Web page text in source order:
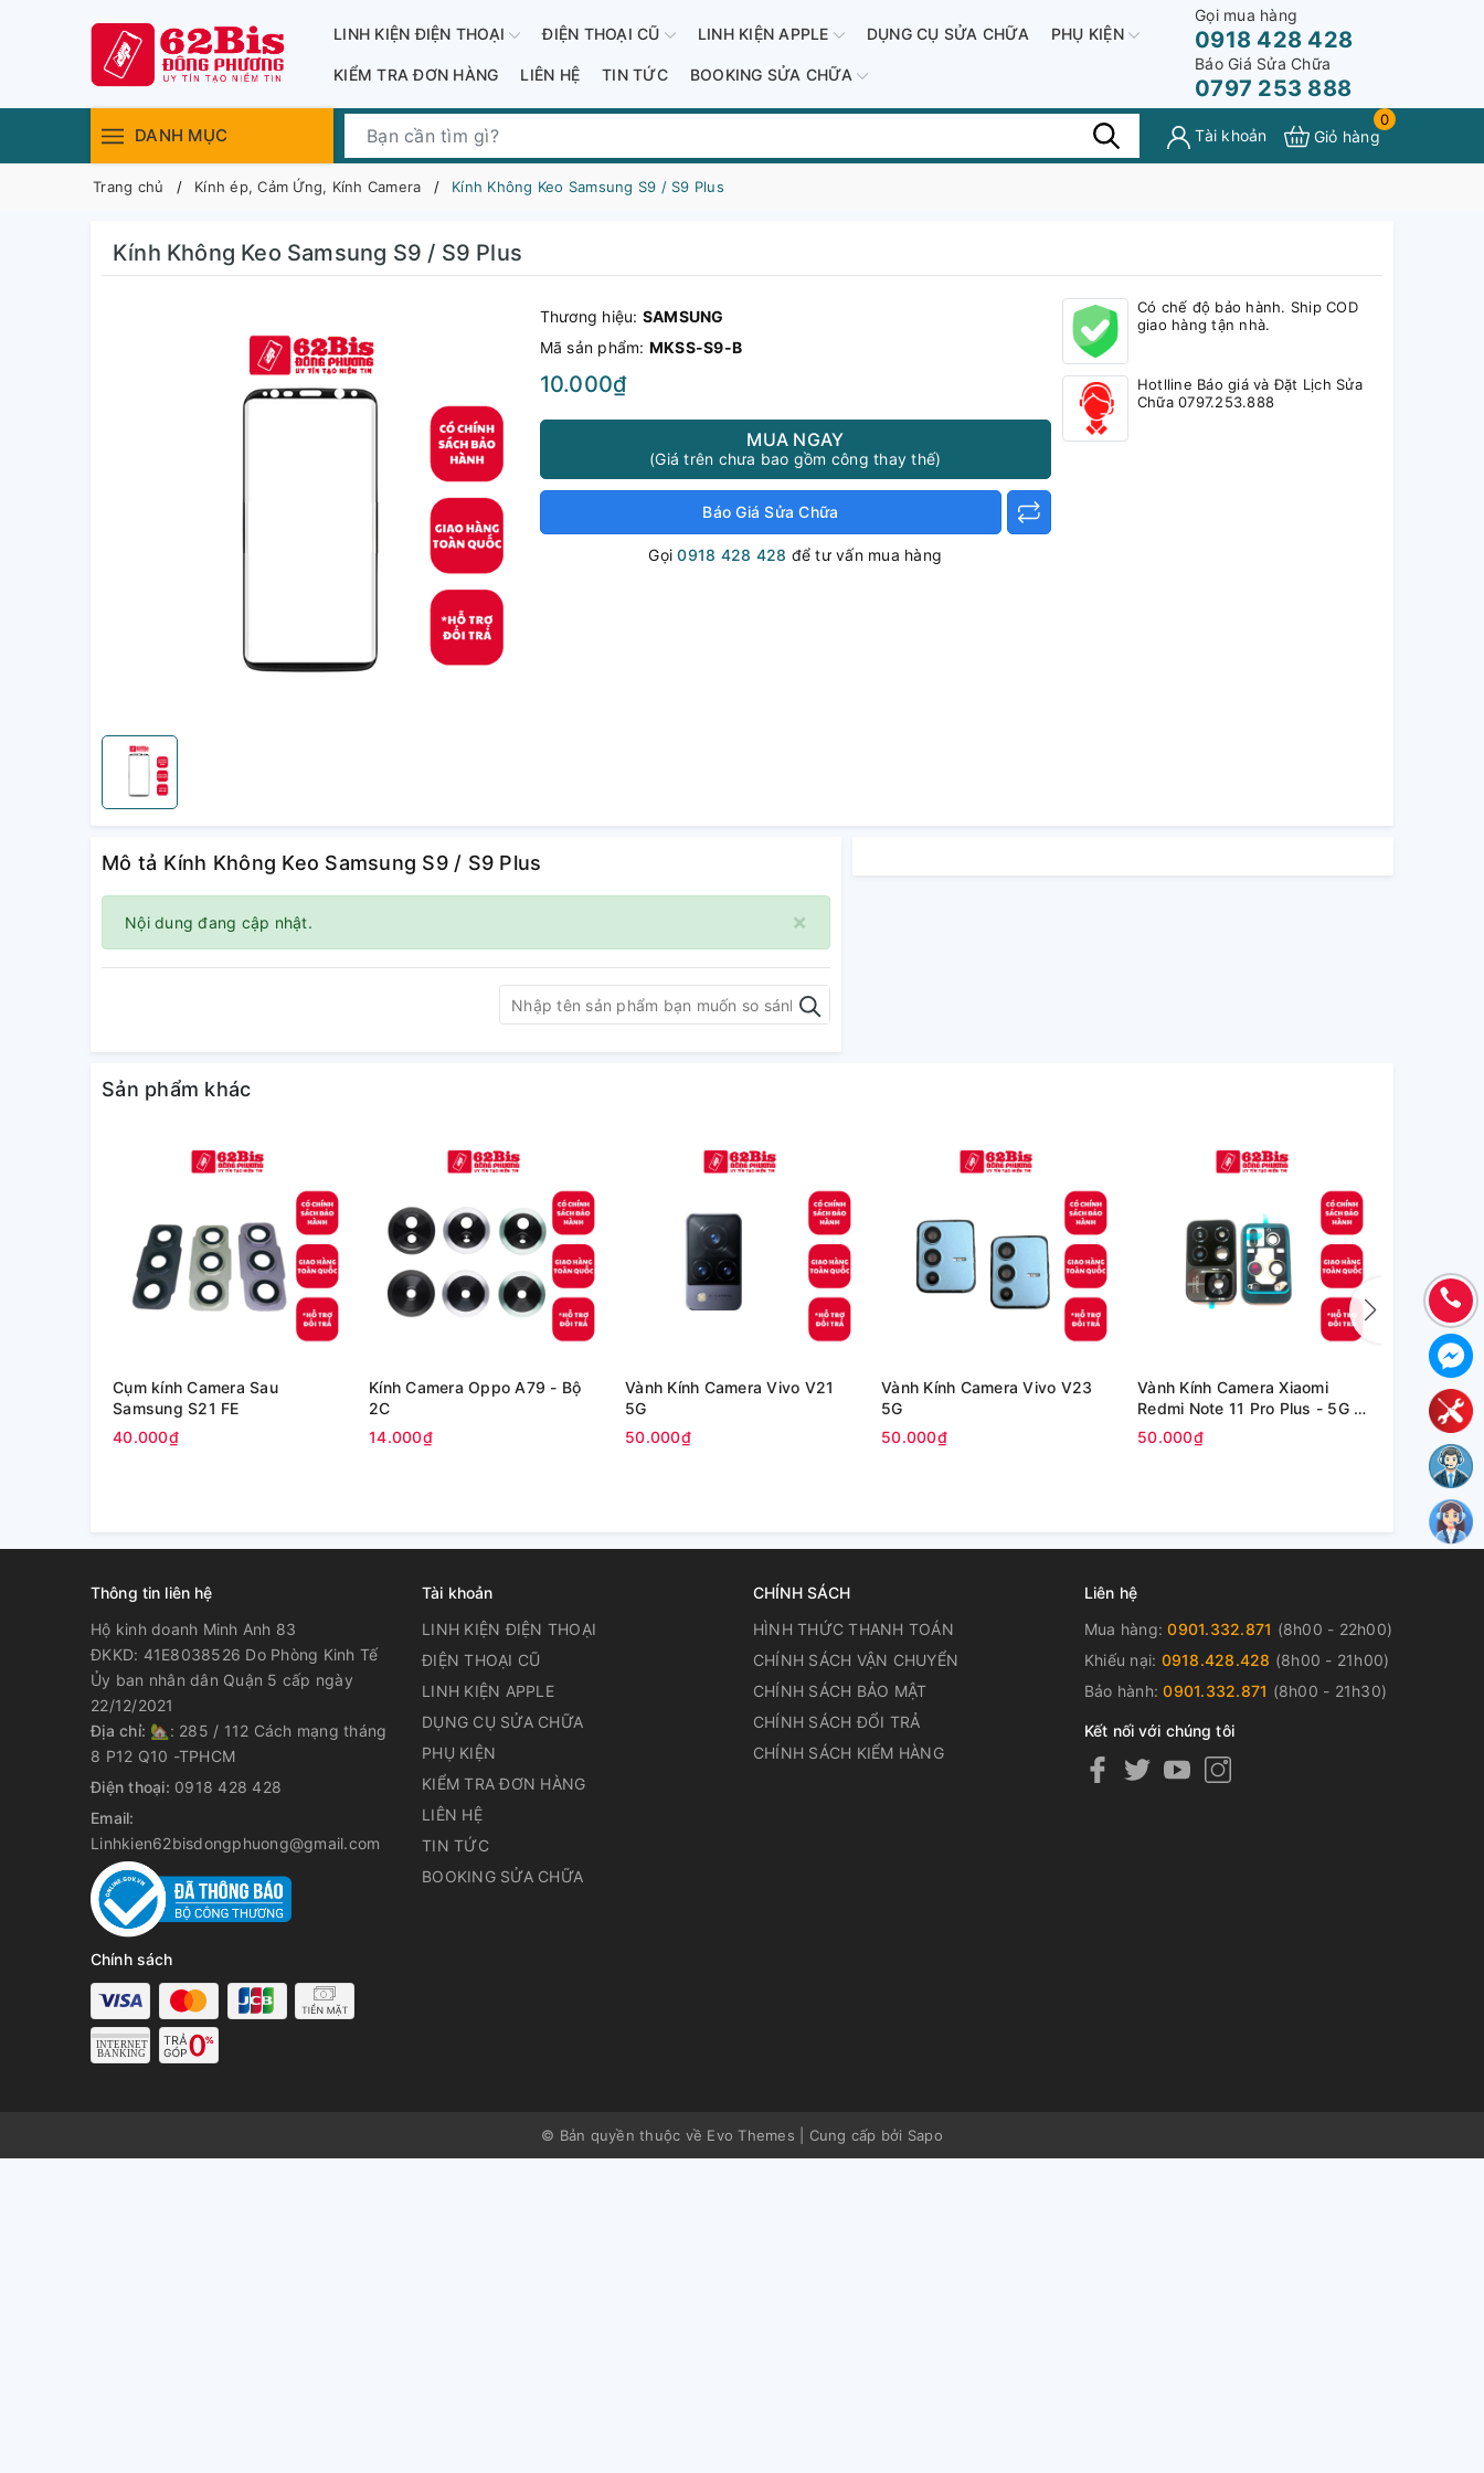
LINH KIỆN ĐIỆN THOẠI ĐIỆN THOẠI CŨ LINH KIỆN APPLE DỤNG CỤ SỬA CHỮA PHỤ KIỆN
KIỂM TRA ĐƠN HÀNG LIÊN HỆ TIN TỨC BOOKING SỬA CHỮA
Gọi mua hàng
0918 428 428
Báo Giá Sửa Chữa
0797 253 888
DANH MỤC Tài khoản
0
Giỏ hàng
Trang chủ Kính ép, Cảm Ứng, Kính Camera Kính Không Keo Samsung S9 / S9 Plus
Kính Không Keo Samsung S9 / S9 Plus
Thương hiệu: SAMSUNG
Mã sản phẩm: MKSS-S9-B
10.000₫
MUA NGAY
(Giá trên chưa bao gồm công thay thế)
Báo Giá Sửa Chữa
Gọi0918 428 428 để tư vấn mua hàng
Có chế độ bảo hành. Ship COD
giao hàng tận nhà.
Hotlline Báo giá và Đặt Lịch Sửa
Chữa 0797.253.888
Mô tả Kính Không Keo Samsung S9 / S9 Plus
×
Nội dung đang cập nhật.
Sản phẩm khác
Cụm kính Camera Sau
Samsung S21 FE
40.000₫
Kính Camera Oppo A79 - Bộ
2C
14.000₫
Vành Kính Camera Vivo V21
5G
50.000₫
Vành Kính Camera Vivo V23
5G
50.000₫
Vành Kính Camera Xiaomi
Redmi Note 11 Pro Plus - 5G /
Redmi Note 11 Pro+ 5G
50.000₫
Kính
inch
80.000₫
Thông tin liên hệ
Hộ kinh doanh Minh Anh 83
ĐKKD: 41E8038526 Do Phòng Kinh Tế
Ủy ban nhân dân Quận 5 cấp ngày
22/12/2021
Địa chỉ: 🏡: 285 / 112 Cách mạng tháng
8 P12 Q10 -TPHCM
Điện thoại: 0918 428 428
Email:
Linhkien62bisdongphuong@gmail.com
Chính sách
Tài khoản
LINH KIỆN ĐIỆN THOẠI
ĐIỆN THOẠI CŨ
LINH KIỆN APPLE
DỤNG CỤ SỬA CHỮA
PHỤ KIỆN
KIỂM TRA ĐƠN HÀNG
LIÊN HỆ
TIN TỨC
BOOKING SỬA CHỮA
CHÍNH SÁCH
HÌNH THỨC THANH TOÁN
CHÍNH SÁCH VẬN CHUYỂN
CHÍNH SÁCH BẢO MẬT
CHÍNH SÁCH ĐỔI TRẢ
CHÍNH SÁCH KIỂM HÀNG
Liên hệ
Mua hàng:0901.332.871 (8h00 - 22h00)
Khiếu nại: 0918.428.428 (8h00 - 21h00)
Bảo hành:0901.332.871 (8h00 - 21h30)
Kết nối với chúng tôi
© Bản quyền thuộc về Evo Themes Cung cấp bởi Sapo